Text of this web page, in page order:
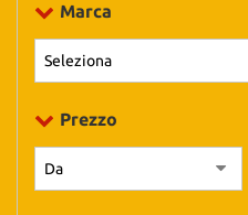
Marca
Prezzo
descritte.
Per
ottenere
maggiori
sull'utilità
e
sul
funzionamento